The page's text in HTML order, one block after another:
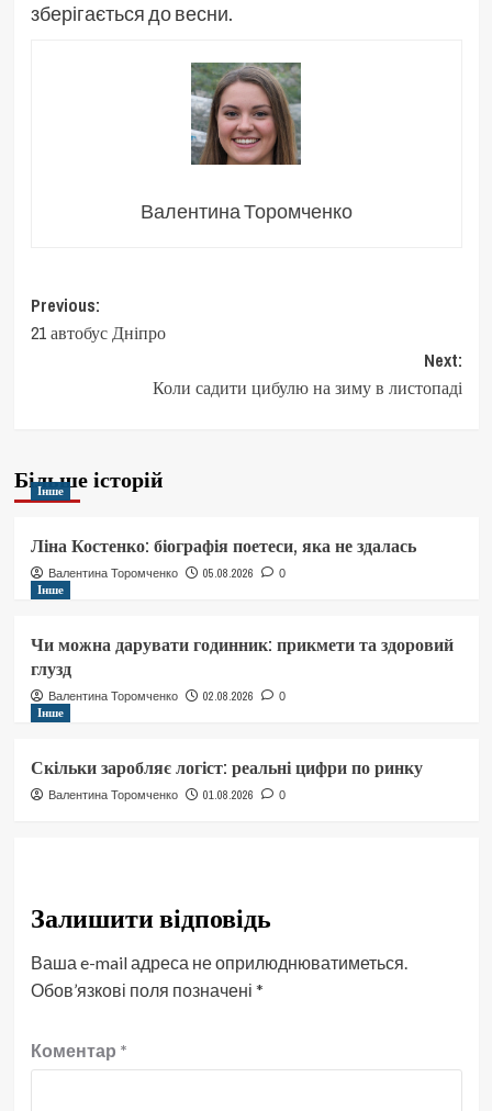
зберігається до весни.
Валентина Торомченко
Post
navigation
Previous:
21 автобус Дніпро
Next:
Коли садити цибулю на зиму в листопаді
Більше історій
Інше
Ліна Костенко: біографія поетеси, яка не здалась
Валентина Торомченко 05.08.2026 0
Інше
Чи можна дарувати годинник: прикмети та здоровий
глузд
Валентина Торомченко 02.08.2026 0
Інше
Скільки заробляє логіст: реальні цифри по ринку
Валентина Торомченко 01.08.2026 0
Залишити відповідь
Ваша e-mail адреса не оприлюднюватиметься.
Обов’язкові поля позначені *
Коментар *